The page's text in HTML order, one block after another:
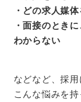
・どの求人媒
・面接のとき
わからない
などなど、採用
こんな悩みを持